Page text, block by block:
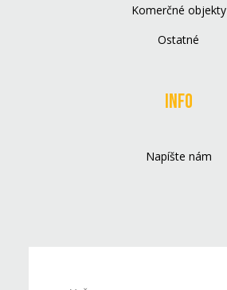
Komerčné objekty
Ostatné
Info
Napíšte nám